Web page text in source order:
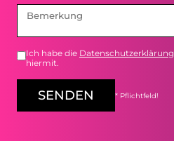
Ich habe die Datenschutzerklärung
hiermit.
SENDEN * Pflichtfeld!